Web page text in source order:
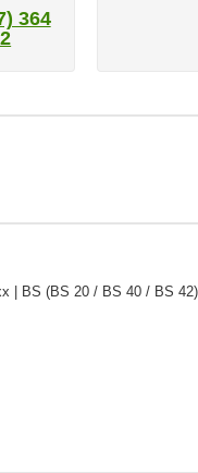
364
| BS (BS 20 / BS 40 / BS